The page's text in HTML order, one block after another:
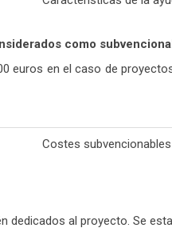
como
euros en el caso de
Costes subvencionables
dedicados al proyecto. Se